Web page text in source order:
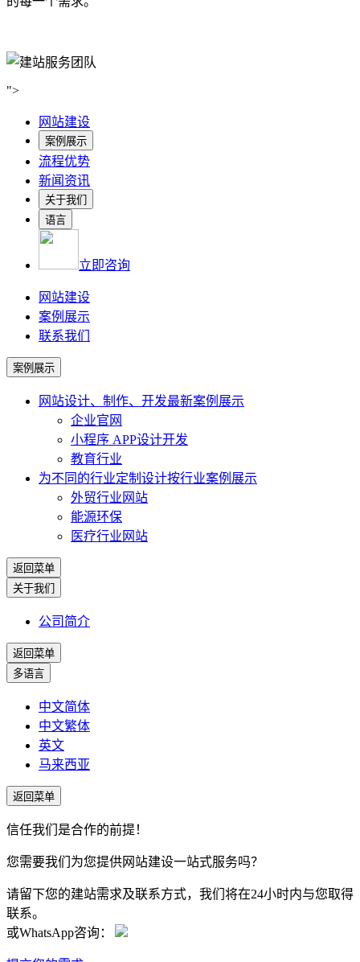
">
网站建设
案例展示
流程优势
新闻资讯
关于我们
语言
立即咨询
网站建设
案例展示
联系我们
案例展示
网站设计、制作、开发最新案例展示
企业官网
小程序 APP设计开发
教育行业
为不同的行业定制设计按行业案例展示
外贸行业网站
能源环保
医疗行业网站
返回菜单
关于我们
公司简介
返回菜单
多语言
中文简体
中文繁体
英文
马来西亚
返回菜单
信任我们是合作的前提！
您需要我们为您提供网站建设一站式服务吗？
请留下您的建站需求及联系方式，我们将在24小时内与您取得
联系。
或WhatsApp咨询：